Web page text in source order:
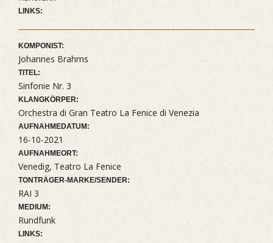
LINKS:
KOMPONIST:
Johannes Brahms
TITEL:
Sinfonie Nr. 3
KLANGKÖRPER:
Orchestra di Gran Teatro La Fenice di Venezia
AUFNAHMEDATUM:
16-10-2021
AUFNAHMEORT:
Venedig, Teatro La Fenice
TONTRÄGER-MARKE/SENDER:
RAI 3
MEDIUM:
Rundfunk
LINKS: